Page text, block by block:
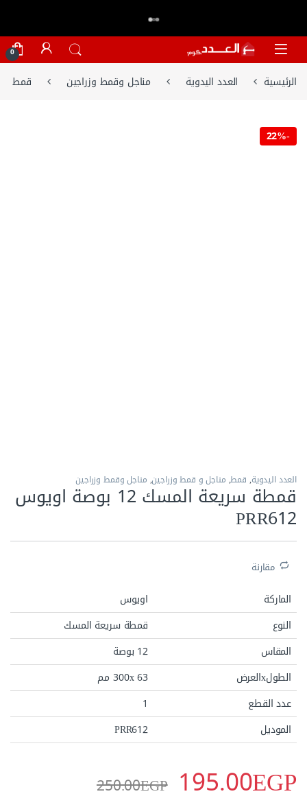
Skip to navigation
Skip to content
0
الرئيسية العدد اليدوية مناجل وقمط وزراجين قمط
-
22%
العدد اليدوية, قمط, مناجل و قمط وزراجين, مناجل وقمط وزراجين
قمطة سريعة المسك 12 بوصة اويوس
PRR612
مقارنة
الماركة
اويوس
النوع
قمطة سريعة المسك
المقاس
12 بوصة
الطولxالعرض
300x 63 مم
عدد القطع
1
الموديل
PRR612
195.00EGP
250.00EGP